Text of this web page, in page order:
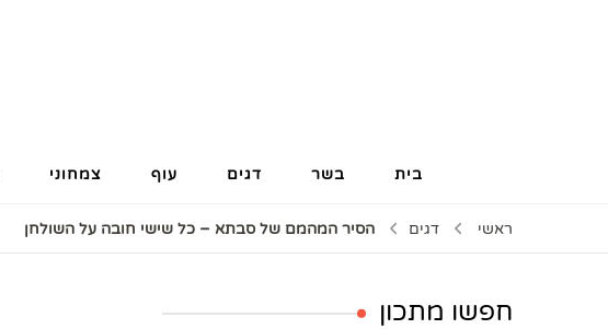
בית בשר דגים עוף צמחוני
ראשי דגים הסיר המהמם של סבתא – כל שישי חובה על השולחן
חפשו מתכון